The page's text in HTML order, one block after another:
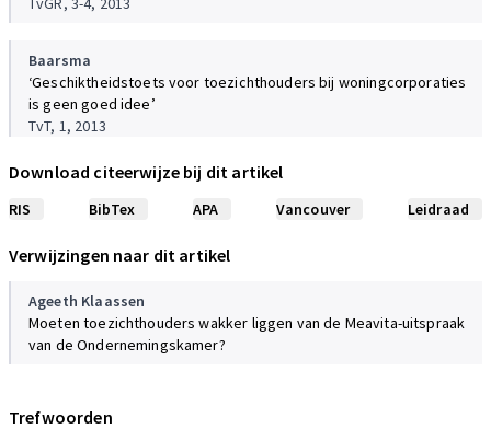
Baarsma
‘Geschiktheidstoets voor toezichthouders bij woningcorporaties
is geen goed idee’
TvT, 1, 2013
Download citeerwijze bij dit artikel
RIS BibTex APA Vancouver Leidraad
Verwijzingen naar dit artikel
Ageeth Klaassen
Moeten toezichthouders wakker liggen van de Meavita-uitspraak
van de Ondernemingskamer?
Trefwoorden